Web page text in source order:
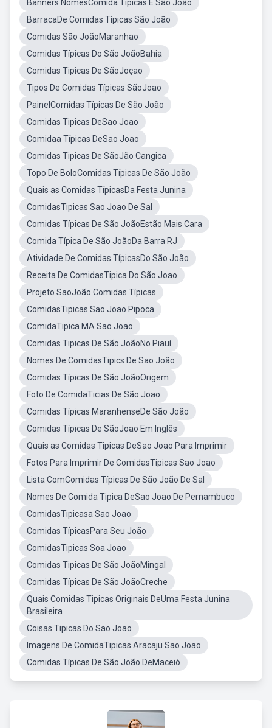
Banners NomesComida Típicas E São João
BarracaDe Comidas Típicas São João
Comidas São JoãoMaranhao
Comidas Típicas Do São JoãoBahia
Comidas Tipicas De SãoJoçao
Tipos De Comidas Típicas SãoJoao
PainelComidas Típicas De São João
Comidas Tipicas DeSao Joao
Comidaa Típicas DeSao Joao
Comidas Tipicas De SãoJão Cangica
Topo De BoloComidas Típicas De São João
Quais as Comidas TípicasDa Festa Junina
ComidasTipicas Sao Joao De Sal
Comidas Típicas De São JoãoEstão Mais Cara
Comida Típica De São JoãoDa Barra RJ
Atividade De Comidas TípicasDo São João
Receita De ComidasTipica Do São Joao
Projeto SaoJoão Comidas Típicas
ComidasTipicas Sao Joao Pipoca
ComidaTipica MA Sao Joao
Comidas Tipicas De São JoãoNo Piauí
Nomes De ComidasTipics De Sao João
Comidas Típicas De São JoãoOrigem
Foto De ComidaTicias De São Joao
Comidas Típicas MaranhenseDe São João
Comidas Típicas De SãoJoao Em Inglês
Quais as Comidas Tipicas DeSao Joao Para Imprimir
Fotos Para Imprimir De ComidasTipicas Sao Joao
Lista ComComidas Típicas De São João De Sal
Nomes De Comida Tipica DeSao Joao De Pernambuco
ComidasTipicasa Sao Joao
Comidas TípicasPara Seu João
ComidasTipicas Soa Joao
Comidas Tipicas De São JoãoMingal
Comidas Típicas De São JoãoCreche
Quais Comidas Tipicas Originais DeUma Festa Junina
Brasileira
Coisas Tipicas Do Sao Joao
Imagens De ComidaTipicas Aracaju Sao Joao
Comidas Típicas De São João DeMaceió